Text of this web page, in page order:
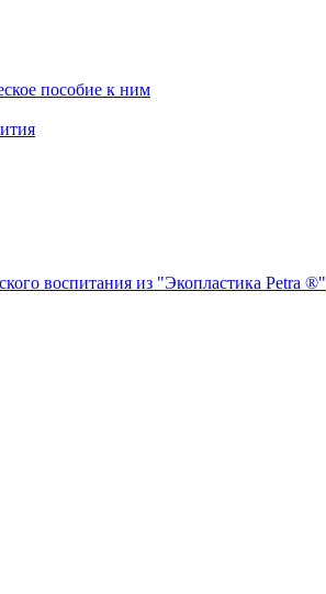
пособие к ним
воспитания из "Экопластика Petra ®"